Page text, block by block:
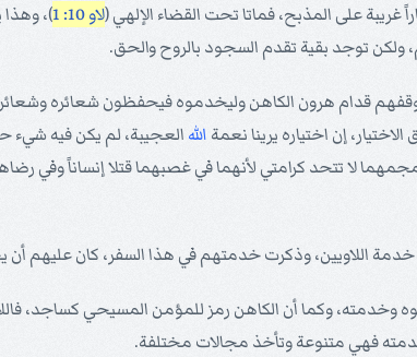
غريبة على المذبح، فماتا تحت القضاء الإلهي (لاو 10: 1
)،
ولكن توجد بقية تقدم السجود بالروح والحق.
ويوقفهم قدام هرون الكاهن وليخدموه فيحفظون شعائره
إن اختياره يرينا نعمة الله العجيبة، لم يكن فيه شيء
لا تتحد كرامتي لأنهما في غصبهما قتلا إنساناً وفي
خدمة اللاويين، وذكرت خدمتهم في هذا السفر، كان
وخدمته، وكما أن الكاهن رمز للمؤمن المسيحي كساجد،
فهي متنوعة وتأخذ مجالات مختلفة.